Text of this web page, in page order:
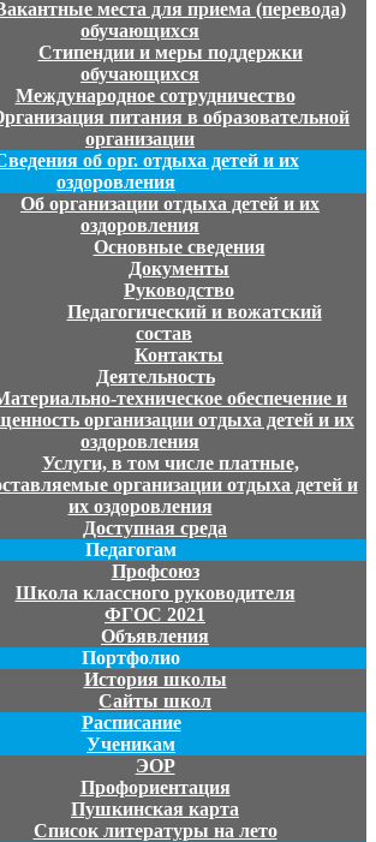
места для приема (перевода)
обучающихся
Стипендии и меры поддержки
обучающихся
Международное сотрудничество
питания в образовательной
организации
об орг. отдыха детей и их
оздоровления
Об организации отдыха детей и их
оздоровления
Основные сведения
Документы
Руководство
Педагогический и вожатский
состав
Контакты
Деятельность
техническое обеспечение и
организации отдыха детей и их
оздоровления
Услуги, в том числе платные,
организации отдыха детей и
их оздоровления
Доступная среда
Педагогам
Профсоюз
Школа классного руководителя
ФГОС 2021
Объявления
Портфолио
История школы
Сайты школ
Расписание
Ученикам
ЭОР
Профориентация
Пушкинская карта
Список литературы на лето